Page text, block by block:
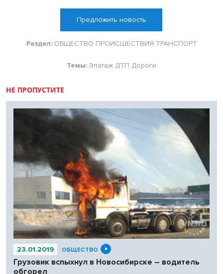
Предложить новость
Раздел: ОБЩЕСТВО ПРОИСШЕСТВИЯ ТРАНСПОРТ
Темы: Эпатаж ДТП Дороги
НЕ ПРОПУСТИТЕ
23.01.2019 ОБЩЕСТВО
Грузовик вспыхнул в Новосибирске – водитель
обгорел